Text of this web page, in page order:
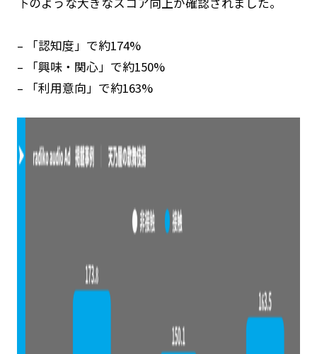
– 「認知度」で約174%
– 「興味・関心」で約150%
– 「利用意向」で約163%